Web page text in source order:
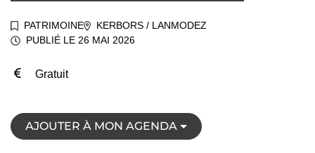
PATRIMOINE KERBORS / LANMODEZ
PUBLIÉ LE 26 MAI 2026
INFOS UTILES
Gratuit
AJOUTER À MON AGENDA